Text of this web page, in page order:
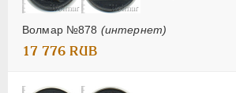
Волмар №878 (интернет)
17 776 RUB